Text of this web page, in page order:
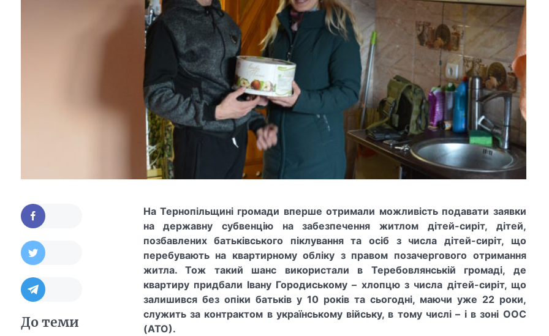
До теми
На Тернопільщині громади вперше отримали можливість подавати заявки
на державну субвенцію на забезпечення житлом дітей-сиріт,дітей,
позбавлених батьківського піклування та осіб з числа дітей-сиріт, що
перебувають на квартирному обліку з правом позачергового отримання
житла.Тож такий шанс використали в Теребовлянській громаді, де
квартиру придбали ІвануГородиському– хлопцю з числа дітей-сиріт, що
залишився без опіки батьків у 10 років та сьогодні, маючи уже 22 роки,
служить за контрактом в українському війську, в тому числі – і в зоні ООС
(АТО).